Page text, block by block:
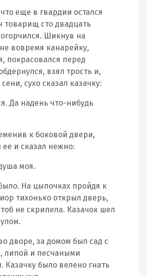
еще в гвардии остался
товарищ сто двадцать
Шикнув на
вовремя канарейку,
покрасовался перед
взял трость и,
сухо сказал казачку:
Да надень что-нибудь
к боковой двери,
и сказал нежно:
моя.
На цыпочках пройдя к
тихонько открыл дверь,
не скрипела. Казачок шел
дворе, за домом был сад с
липой и песчаными
Казачку было велено гнать